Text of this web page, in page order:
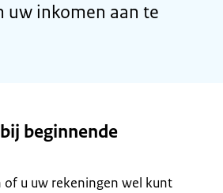
uw inkomen aan te
beginnende
of u uw rekeningen wel kunt